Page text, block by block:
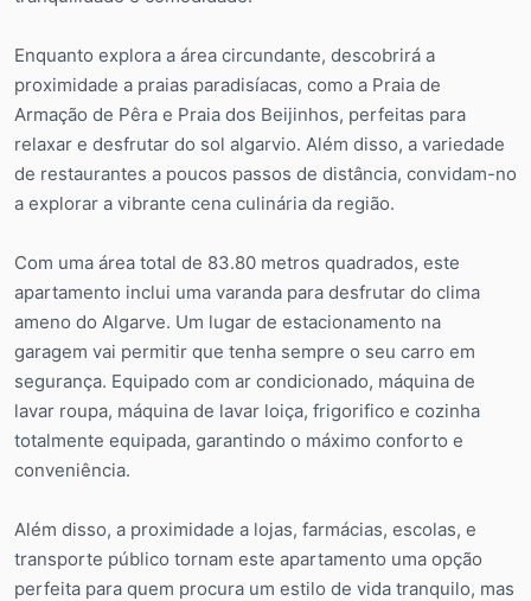
Enquanto explora a área circundante, descobrirá a
proximidade a praias paradisíacas, como a Praia de
Armação de Pêra e Praia dos Beijinhos, perfeitas para
relaxar e desfrutar do sol algarvio. Além disso, a variedade
de restaurantes a poucos passos de distância, convidam-no
a explorar a vibrante cena culinária da região.
Com uma área total de 83.80 metros quadrados, este
apartamento inclui uma varanda para desfrutar do clima
ameno do Algarve. Um lugar de estacionamento na
garagem vai permitir que tenha sempre o seu carro em
segurança. Equipado com ar condicionado, máquina de
lavar roupa, máquina de lavar loiça, frigorifico e cozinha
totalmente equipada, garantindo o máximo conforto e
conveniência.
Além disso, a proximidade a lojas, farmácias, escolas, e
transporte público tornam este apartamento uma opção
perfeita para quem procura um estilo de vida tranquilo, mas